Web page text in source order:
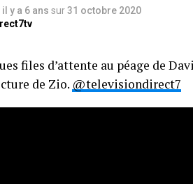
il y a 6 ans sur31 octobre 2020
files d’attente au péage de
de Zio. @televisiondirect7